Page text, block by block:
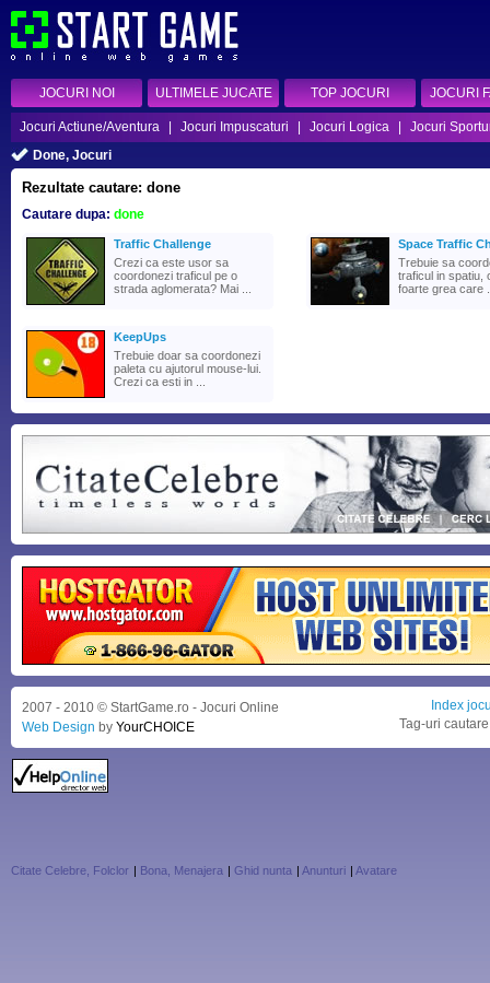
JOCURI NOI ULTIMELE JUCATE TOP JOCURI JOCURI
Jocuri Actiune/Aventura Jocuri Impuscaturi Jocuri Logica
Jocuri
Done, Jocuri
Rezultate cautare: done
Cautare dupa: done
Traffic Challenge
Crezi ca este usor sa
coordonezi traficul pe o
strada aglomerata? Mai ...
Space Traffic
Trebuie sa
traficul in spatiu,
foarte grea care
KeepUps
Trebuie doar sa coordonezi
paleta cu ajutorul mouse-lui.
Crezi ca esti in ...
2007 - 2010 © StartGame.ro - Jocuri Online
Web Design by YourCHOICE
Index
Tag-uri
Citate Celebre, Folclor | Bona, Menajera | Ghid nunta | Anunturi | Avatare